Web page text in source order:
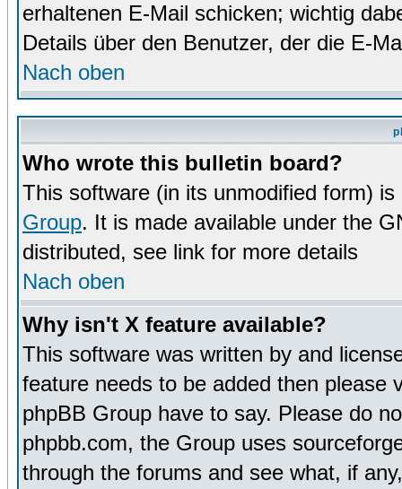
erhaltenen E-Mail schicken; wichtig
Details über den Benutzer, der die E-
Nach oben
Who wrote this bulletin board?
This software (in its unmodified form)
Group. It is made available under the
distributed, see link for more details
Nach oben
Why isn't X feature available?
This software was written by and
feature needs to be added then please
phpBB Group have to say. Please do
phpbb.com, the Group uses
through the forums and see what, if